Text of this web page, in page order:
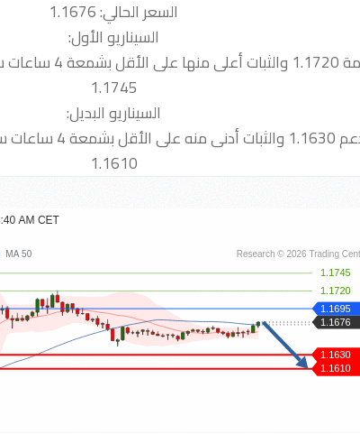
السعر الحالي: 1.1676
السيناريو الأول:
التالية
1.1745
السيناريو البديل:
نحو الدعم التالية
1.1610